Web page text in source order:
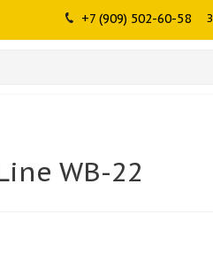
+7 (909) 502-60-58
Инструменты
Щетки, скребки,
Лампы
WB-22